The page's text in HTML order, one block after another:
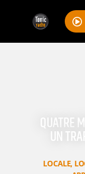
QUATRE
UN
LOCALE,